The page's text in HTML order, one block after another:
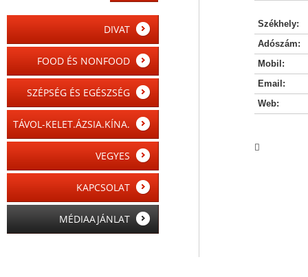
Székhely:
Adószám:
Mobil:
Email:
Web:

DIVAT
FOOD ÉS NONFOOD
SZÉPSÉG ÉS EGÉSZSÉG
TÁVOL-KELET.ÁZSIA.KÍNA.
VEGYES
KAPCSOLAT
MÉDIAAJÁNLAT